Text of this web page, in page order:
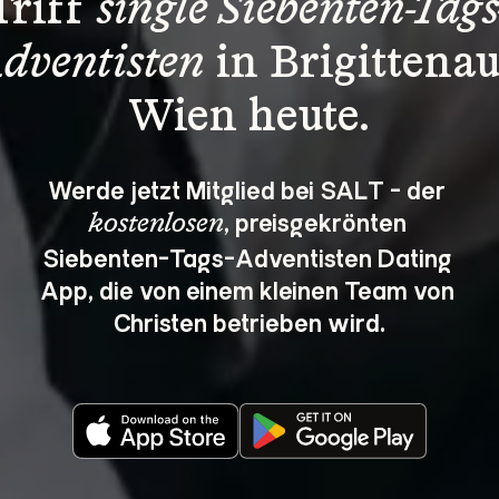
single Siebenten-
in
Wien heute.
Werde jetzt Mitglied bei SALT - der
kostenlosen, preisgekrönten
Siebenten-Tags-Adventisten Dating
App, die von einem kleinen Team von
Christen betrieben wird.